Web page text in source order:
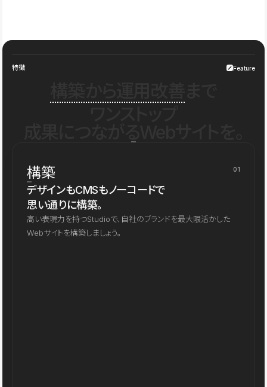
特徴 Feature
構築 01
デザインもCMSもノーコードで
思い通りに構築。
高い表現力を持つStudioで、自社のブランドを最大限活かした
Webサイトを構築しましょう。